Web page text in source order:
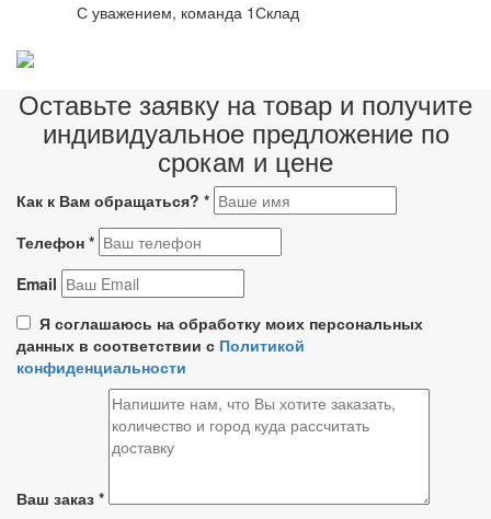
С уважением, команда 1Склад
Оставьте заявку на товар и получите
индивидуальное предложение по
срокам и цене
Как к Вам обращаться? *
Телефон *
Email
Я соглашаюсь на обработку моих персональных
данных в соответствии с Политикой
конфиденциальности
Ваш заказ *